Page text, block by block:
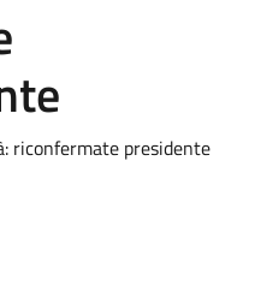
riconfermate presidente